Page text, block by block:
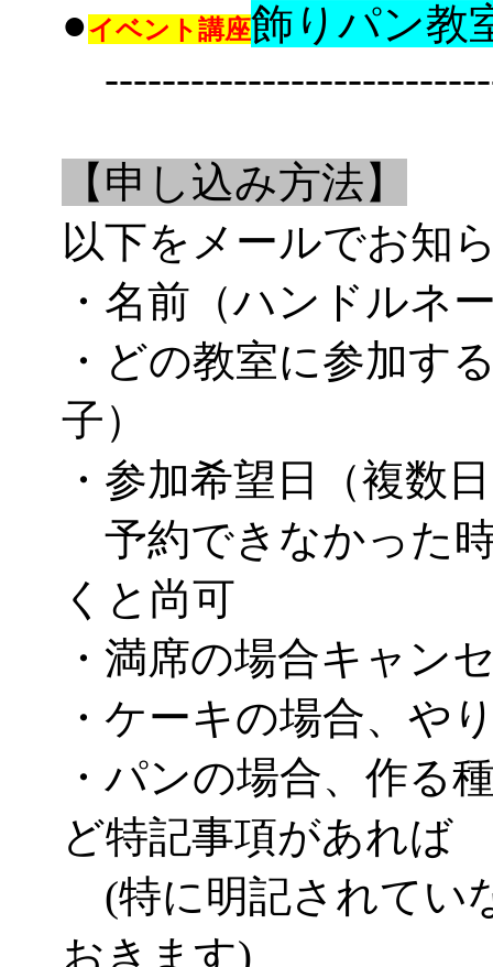
●イベント講座飾りパン教
【申し込み方法】
以下をメールでお知
・名前（ハンドルネ
・どの教室に参加す
子）
・参加希望日（複数
予約できなかった
くと尚可
・満席の場合キャン
・ケーキの場合、や
・パンの場合、作る
ど特記事項があれば
(特に明記されてい
おきます)